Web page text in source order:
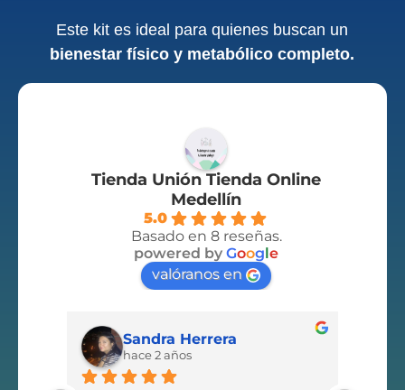
Este kit es ideal para quienes buscan un
bienestar físico y metabólico completo.
Tienda Unión Tienda Online
Medellín
5.0
Basado en 8 reseñas.
powered by Google
valóranos en
Sandra Herrera
hace 2 años